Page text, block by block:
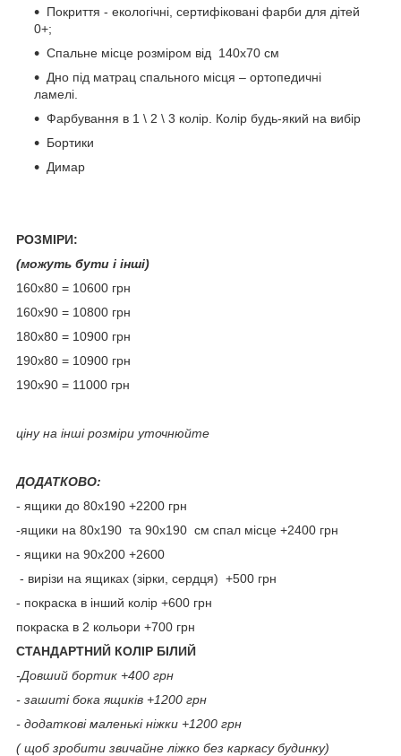
Покриття - екологічні, сертифіковані фарби для дітей
0+;
Спальне місце розміром від 140х70 см
Дно під матрац спального місця – ортопедичні
ламелі.
Фарбування в 1 \ 2 \ 3 колір. Колір будь-який на вибір
Бортики
Димар
РОЗМІРИ:
(можуть бути і інші)
160х80 = 10600 грн
160х90 = 10800 грн
180х80 = 10900 грн
190х80 = 10900 грн
190х90 = 11000 грн
ціну на інші розміри уточнюйте
ДОДАТКОВО:
- ящики до 80х190 +2200 грн
-ящики на 80х190 та 90х190 см спал місце +2400 грн
- ящики на 90х200 +2600
- вирізи на ящиках (зірки, сердця) +500 грн
- покраска в інший колір +600 грн
покраска в 2 кольори +700 грн
СТАНДАРТНИЙ КОЛІР БІЛИЙ
-Довший бортик +400 грн
- зашиті бока ящиків +1200 грн
- додаткові маленькі ніжки +1200 грн
( щоб зробити звичайне ліжко без каркасу будинку)